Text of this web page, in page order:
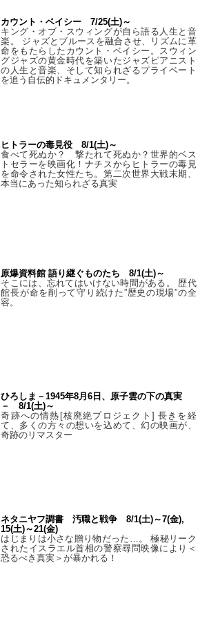
カウント・ベイシー 7/25(土)～
キング・オブ・スウィングが自ら語る人生と音
楽。 ジャズとブルースを融合させ、リズムに革
命をもたらしたカウント・ベイシー。スウィン
グジャズの黄金時代を築いたジャズピアニスト
の人生と音楽、そして知られざるプライベート
を追う自伝的ドキュメンタリー。
ヒトラーの毒見役 8/1(土)～
食べて死ぬか？ 撃たれて死ぬか？世界的ベス
トセラーを映画化！ナチスからヒトラーの毒見
を命令された女性たち。第二次世界大戦末期、
本当にあった知られざる真実
原爆資料館 語り継ぐものたち 8/1(土)～
そこには、忘れてはいけない時間がある。 歴代
館長が命を削って守り続けた”歴史の現場”の全
容。
ひろしま－1945年8月6日、原子雲の下の真実
－ 8/1(土)～
奇跡への情熱[核廃絶プロジェクト] 長きを経
て、多くの方々の想いを込めて、幻の映画が、
奇跡のリマスター
ネタニヤフ調書 汚職と戦争 8/1(土)～7(金),
15(土)～21(金)
はじまりは小さな贈り物だった…。 極秘リーク
されたイスラエル首相の警察尋問映像により＜
恐るべき真実＞が暴かれる！